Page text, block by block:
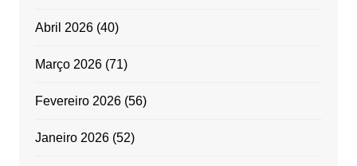
Abril 2026(40)
Março 2026(71)
Fevereiro 2026(56)
Janeiro 2026(52)